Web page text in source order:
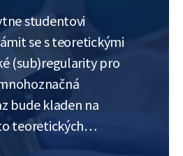
studentovi
se s teoretickými
(sub)regularity pro
bude kladen na
teoretických
metodami,